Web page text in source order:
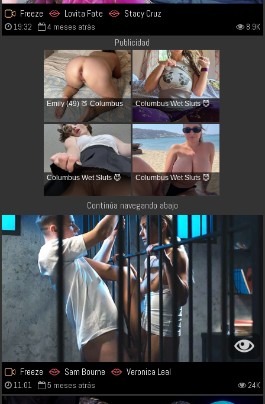
Freeze Lovita Fate Stacy Cruz
19:32 4 meses atrás 8.9K
Publicidad
Emily (49) 🍑 Columbus Columbus Wet Sluts 😈
Columbus Wet Sluts 😈 Columbus Wet Sluts 😈
Continúa navegando abajo
Freeze Sam Bourne Veronica Leal
11:01 5 meses atrás 24K